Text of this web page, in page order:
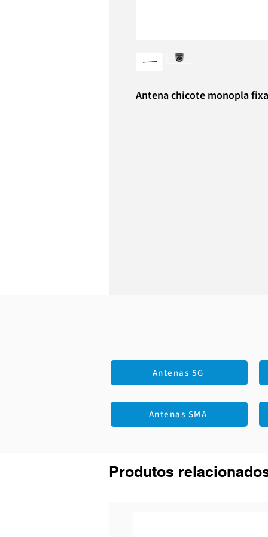
Antena chicote monopla
Antenas 5G
Antenas SMA
Produtos